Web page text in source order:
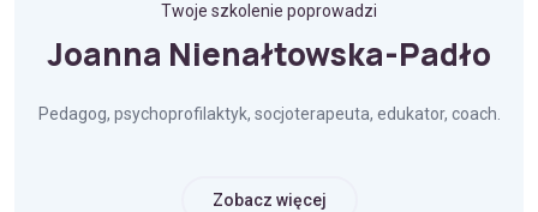
Twoje szkolenie poprowadzi
Joanna Nienałtowska-Padło
Pedagog, psychoprofilaktyk, socjoterapeuta, edukator, coach.
Zobacz więcej